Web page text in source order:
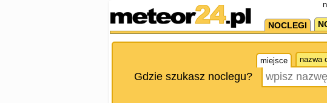
NOCLEGI
miejsce nazwa
Gdzie szukasz noclegu?